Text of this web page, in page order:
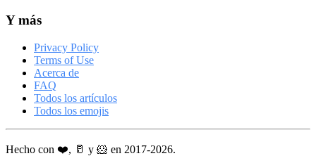
Y más
Privacy Policy
Terms of Use
Acerca de
FAQ
Todos los artículos
Todos los emojis
Hecho con ❤️, 🥛 y 🐹 en 2017-2026.